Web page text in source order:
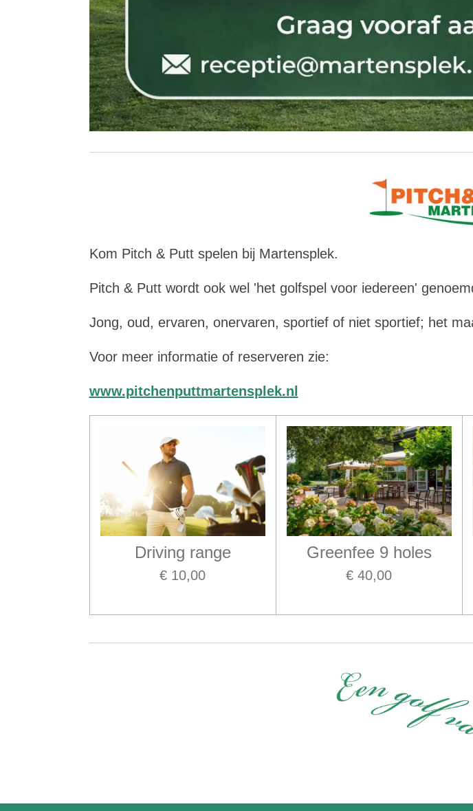
Kom Pitch & Putt spelen bij Martensplek.
Pitch & Putt wordt ook wel 'het golfspel voor iedereen'
Jong, oud, ervaren, onervaren, sportief of niet sportief; het
Voor meer informatie of reserveren zie:
www.pitchenputtmartensplek.nl
Driving range
€ 10,00
Greenfee 9 holes
€ 40,00